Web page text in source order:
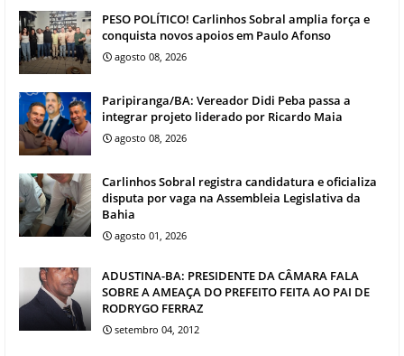
PESO POLÍTICO! Carlinhos Sobral amplia força e
conquista novos apoios em Paulo Afonso
agosto 08, 2026
Paripiranga/BA: Vereador Didi Peba passa a
integrar projeto liderado por Ricardo Maia
agosto 08, 2026
Carlinhos Sobral registra candidatura e oficializa
disputa por vaga na Assembleia Legislativa da
Bahia
agosto 01, 2026
ADUSTINA-BA: PRESIDENTE DA CÂMARA FALA
SOBRE A AMEAÇA DO PREFEITO FEITA AO PAI DE
RODRYGO FERRAZ
setembro 04, 2012